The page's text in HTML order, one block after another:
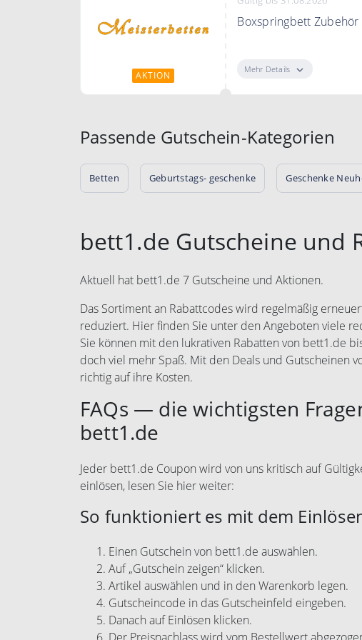
AKTION
Boxspringbett Zubehör
Mehr Details
Passende Gutschein-Kategorien
Betten Geburtstags- geschenke Geschenke
bett1.de Gutscheine und
Aktuell hat bett1.de 7 Gutscheine und Aktionen.
Das Sortiment an Rabattcodes wird regelmäßig
reduziert. Hier finden Sie unter den Angeboten viele
Sie können mit den lukrativen Rabatten von bett1.de
doch viel mehr Spaß. Mit den Deals und Gutscheinen
richtig auf ihre Kosten.
FAQs — die wichtigsten
bett1.de
Jeder bett1.de Coupon wird von uns kritisch auf
einlösen, lesen Sie hier weiter:
So funktioniert es mit dem
Einen Gutschein von bett1.de auswählen.
Auf „Gutschein zeigen“ klicken.
Artikel auswählen und in den Warenkorb legen.
Gutscheincode in das Gutscheinfeld eingeben.
Danach auf Einlösen klicken.